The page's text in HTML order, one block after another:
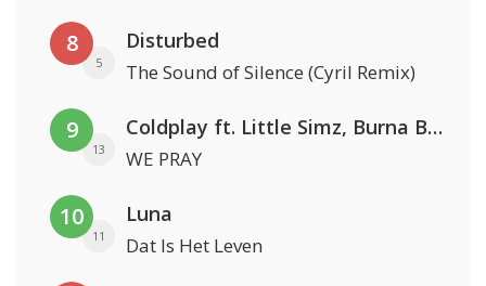
8
5
Disturbed
The Sound of Silence (Cyril Remix)
9
13
Coldplay ft. Little Simz, Burna Boy, Elyanna & Tini
WE PRAY
10
11
Luna
Dat Is Het Leven